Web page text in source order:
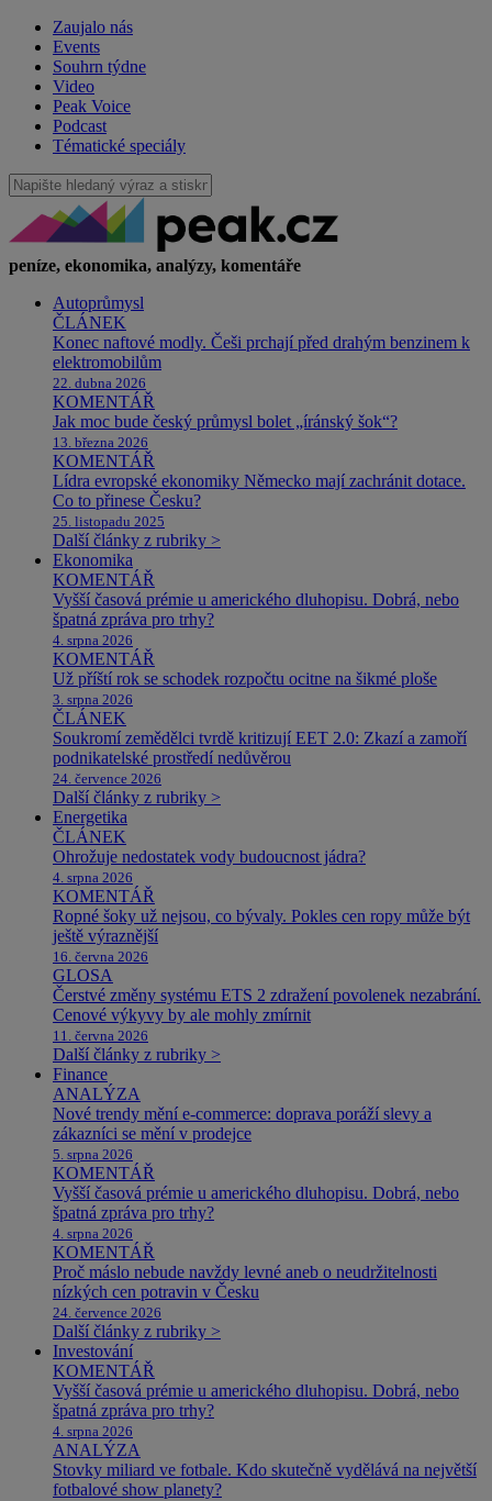
Zaujalo nás
Events
Souhrn týdne
Video
Peak Voice
Podcast
Tématické speciály
peníze, ekonomika, analýzy, komentáře
Autoprůmysl
ČLÁNEK
Konec naftové modly. Češi prchají před drahým benzinem k
elektromobilům
22. dubna 2026
KOMENTÁŘ
Jak moc bude český průmysl bolet „íránský šok“?
13. března 2026
KOMENTÁŘ
Lídra evropské ekonomiky Německo mají zachránit dotace.
Co to přinese Česku?
25. listopadu 2025
Další články z rubriky >
Ekonomika
KOMENTÁŘ
Vyšší časová prémie u amerického dluhopisu. Dobrá, nebo
špatná zpráva pro trhy?
4. srpna 2026
KOMENTÁŘ
Už příští rok se schodek rozpočtu ocitne na šikmé ploše
3. srpna 2026
ČLÁNEK
Soukromí zemědělci tvrdě kritizují EET 2.0: Zkazí a zamoří
podnikatelské prostředí nedůvěrou
24. července 2026
Další články z rubriky >
Energetika
ČLÁNEK
Ohrožuje nedostatek vody budoucnost jádra?
4. srpna 2026
KOMENTÁŘ
Ropné šoky už nejsou, co bývaly. Pokles cen ropy může být
ještě výraznější
16. června 2026
GLOSA
Čerstvé změny systému ETS 2 zdražení povolenek nezabrání.
Cenové výkyvy by ale mohly zmírnit
11. června 2026
Další články z rubriky >
Finance
ANALÝZA
Nové trendy mění e-commerce: doprava poráží slevy a
zákazníci se mění v prodejce
5. srpna 2026
KOMENTÁŘ
Vyšší časová prémie u amerického dluhopisu. Dobrá, nebo
špatná zpráva pro trhy?
4. srpna 2026
KOMENTÁŘ
Proč máslo nebude navždy levné aneb o neudržitelnosti
nízkých cen potravin v Česku
24. července 2026
Další články z rubriky >
Investování
KOMENTÁŘ
Vyšší časová prémie u amerického dluhopisu. Dobrá, nebo
špatná zpráva pro trhy?
4. srpna 2026
ANALÝZA
Stovky miliard ve fotbale. Kdo skutečně vydělává na největší
fotbalové show planety?